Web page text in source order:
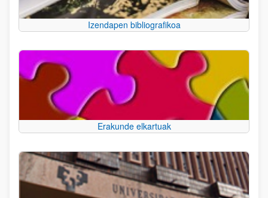
Izendapen bibliografikoa
Erakunde elkartuak